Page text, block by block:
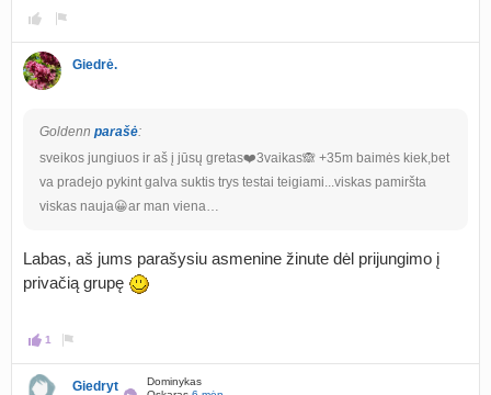
Giedrė.
Goldenn parašė:
sveikos jungiuos ir aš į jūsų gretas❤️3vaikas🙈 +35m baimės kiek,bet
va pradejo pykint galva suktis trys testai teigiami...viskas pamiršta
viskas nauja😀ar man viena…
Labas, aš jums parašysiu asmenine žinute dėl prijungimo į
privačią grupę
1
Giedryt
Dominykas